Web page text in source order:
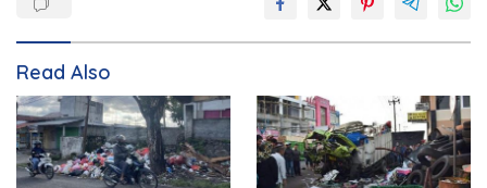
Read Also